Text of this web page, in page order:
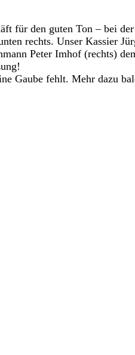
für den guten Ton – bei
rechts. Unser Kassier
Peter Imhof (rechts)
Gaube fehlt. Mehr dazu